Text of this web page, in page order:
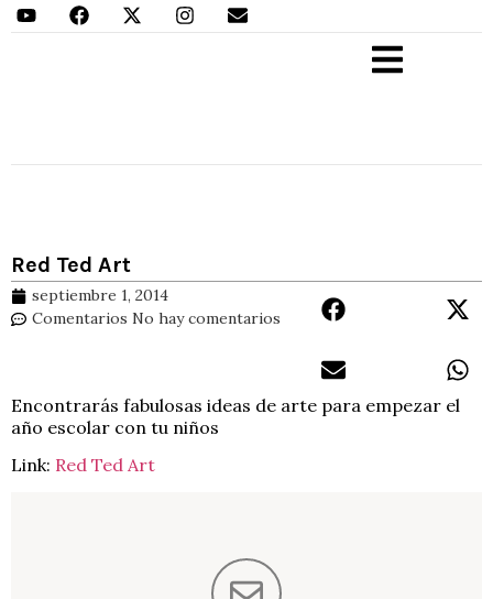
Red Ted Art
septiembre 1, 2014
Comentarios No hay comentarios
Encontrarás fabulosas ideas de arte para empezar el
año escolar con tu niños
Link: Red Ted Art